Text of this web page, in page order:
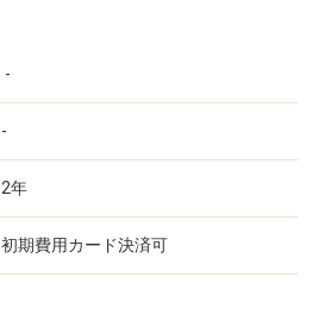
-
-
2年
初期費用カード決済可